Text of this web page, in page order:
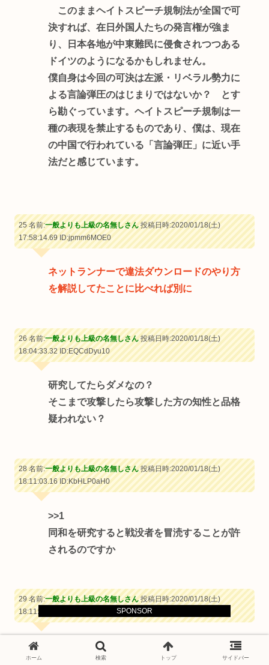
SPONSOR
このままヘイトスピーチ規制法が全国で可
決すれば、在日外国人たちの発言権が強ま
り、日本各地が中東難民に侵食されつつある
ドイツのようになるかもしれません。
僕自身は今回の可決は左派・リベラル勢力に
よる言論弾圧のはじまりではないか？ とす
ら勘ぐっています。ヘイトスピーチ規制は一
種の表現を禁止するものであり、僕は、現在
の中国で行われている「言論弾圧」に近い手
法だと感じています。
25 名前:一般よりも上級の名無しさん投稿日時:2020/01/18(土)
17:58:14.69ID:jpmm6MOE0
ネットランナーで違法ダウンロードのやり方
を解説してたことに比べれば別に
26 名前:一般よりも上級の名無しさん投稿日時:2020/01/18(土)
18:04:33.32ID:EQCdDyu10
研究してたらダメなの？
そこまで攻撃したら攻撃した方の知性と品格
疑われない？
28 名前:一般よりも上級の名無しさん投稿日時:2020/01/18(土)
18:11:03.16ID:KbHLP0aH0
>>1
同和を研究すると戦没者を冒涜することが許
されるのですか
29 名前:一般よりも上級の名無しさん投稿日時:2020/01/18(土)
18:11:07.10
意外も何も親が総連と関わりがあった高沢寅
ホーム 検索 トップ サイドバー